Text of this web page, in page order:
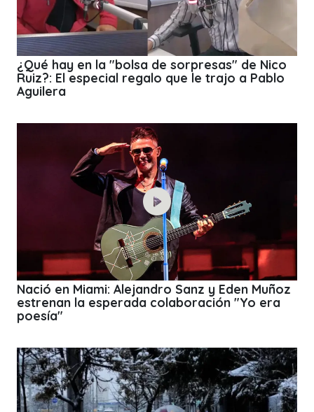
¿Qué hay en la "bolsa de sorpresas" de Nico
Ruiz?: El especial regalo que le trajo a Pablo
Aguilera
Nació en Miami: Alejandro Sanz y Eden Muñoz
estrenan la esperada colaboración "Yo era
poesía"